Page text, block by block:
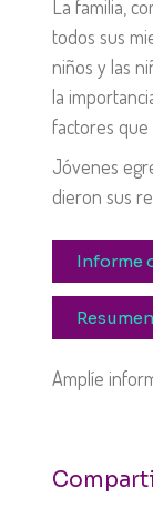
La familia,
todos sus
niños y las
la
factores que
Jóvenes
dieron sus
Informe
Amplíe